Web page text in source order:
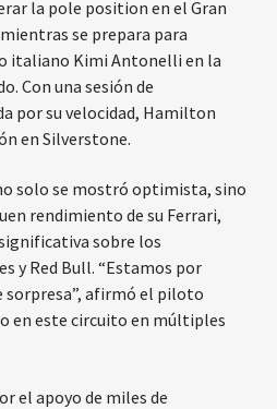
la pole position en el Gran
se prepara para
italiano Kimi Antonelli en la
Con una sesión de
por su velocidad, Hamilton
en Silverstone.
solo se mostró optimista, sino
rendimiento de su Ferrari,
sobre los
y Red Bull. “Estamos por
sorpresa”, afirmó el piloto
en este circuito en múltiples
el apoyo de miles de